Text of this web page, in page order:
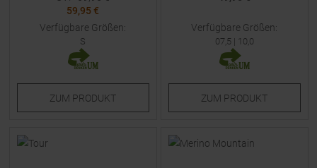
59,95 €
Verfügbare Größen:
S
ZUM PRODUKT
Verfügbare Größen:
07,5 | 10,0
ZUM PRODUKT